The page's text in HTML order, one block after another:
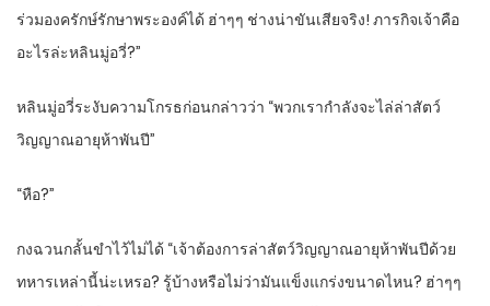
ร่วมองครักษ์รักษาพระองค์ได้ ฮ่าๆๆ ช่างน่าขันเสียจริง! ภารกิจเจ้าคือ
อะไรล่ะหลินมู่อวี่?”
หลินมู่อวี่ระงับความโกรธก่อนกล่าวว่า “พวกเรากำลังจะไล่ล่าสัตว์
วิญญาณอายุห้าพันปี”
“หือ?”
กงฉวนกลั้นขำไว้ไม่ได้ “เจ้าต้องการล่าสัตว์วิญญาณอายุห้าพันปีด้วย
ทหารเหล่านี้น่ะเหรอ? รู้บ้างหรือไม่ว่ามันแข็งแกร่งขนาดไหน? ฮ่าๆๆ